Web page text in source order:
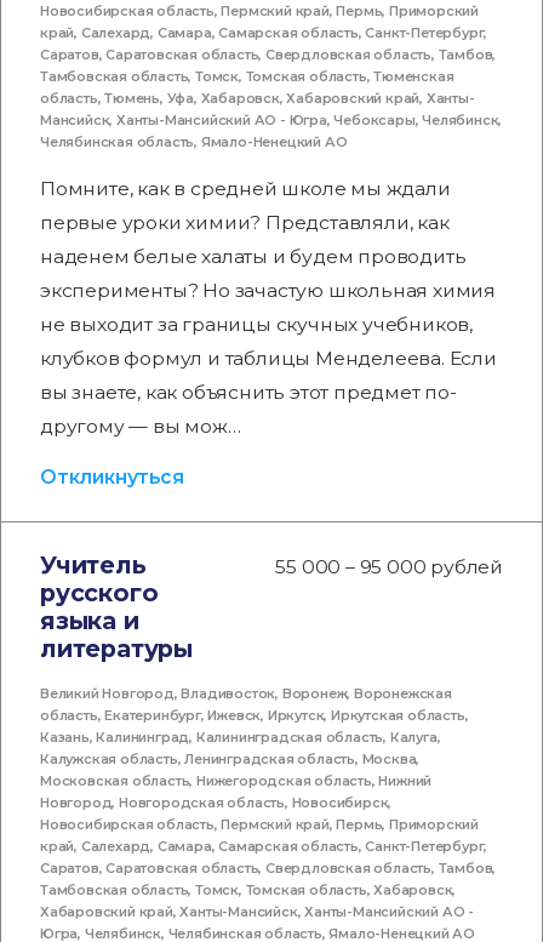
Новосибирская область,Пермский край,Пермь,Приморский
край, Салехард, Самара,Самарская область,Санкт-Петербург,
Саратов,Саратовская область,Свердловская область, Тамбов,
Тамбовская область,Томск, Томская область,Тюменская
область,Тюмень, Уфа, Хабаровск,Хабаровский край, Ханты-
Мансийск,Ханты-Мансийский АО - Югра,Чебоксары,Челябинск,
Челябинская область, Ямало-Ненецкий АО
Помните, как в средней школе мы ждали
первые уроки химии? Представляли, как
наденем белые халаты и будем проводить
эксперименты? Но зачастую школьная химия
не выходит за границы скучных учебников,
клубков формул и таблицы Менделеева. Если
вы знаете, как объяснить этот предмет по-
другому — вы мож…
Откликнуться
Учитель
русского
языка и
литературы
55 000 – 95 000 рублей
Великий Новгород,Владивосток, Воронеж,Воронежская
область,Екатеринбург,Ижевск, Иркутск,Иркутская область,
Казань,Калининград, Калининградская область, Калуга,
Калужская область,Ленинградская область, Москва,
Московская область,Нижегородская область,Нижний
Новгород,Новгородская область, Новосибирск,
Новосибирская область,Пермский край,Пермь,Приморский
край, Салехард, Самара,Самарская область,Санкт-Петербург,
Саратов,Саратовская область,Свердловская область, Тамбов,
Тамбовская область,Томск, Томская область,Хабаровск,
Хабаровский край,Ханты-Мансийск,Ханты-Мансийский АО -
Югра, Челябинск, Челябинская область,Ямало-Ненецкий АО